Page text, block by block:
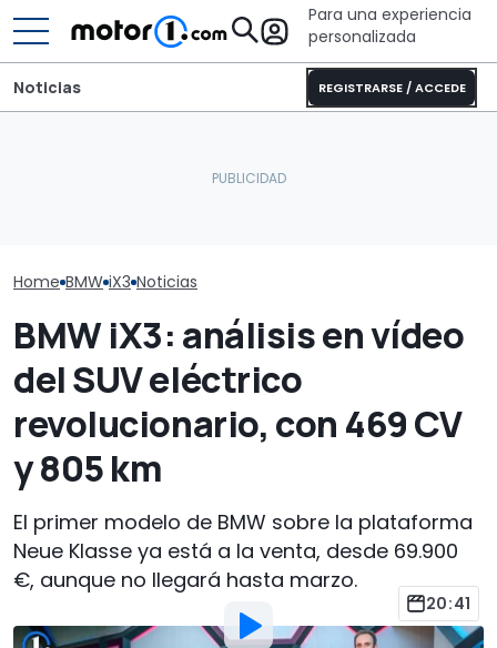
Para una experiencia
personalizada
REGISTRARSE / ACCEDE
Noticias
Home BMW iX3 Noticias
BMW iX3: análisis en vídeo
del SUV eléctrico
revolucionario, con 469 CV
y 805 km
El primer modelo de BMW sobre la plataforma
Neue Klasse ya está a la venta, desde 69.900
€, aunque no llegará hasta marzo.
20:41